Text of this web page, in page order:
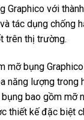
Graphico với
tác dụng chống
trên thị trường.
mỡ bụng
năng lượng trong
bao gồm mỡ
thiết kế đặc biệt